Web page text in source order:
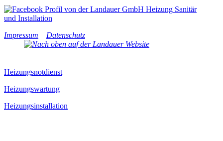
Impressum Datenschutz
Heizungsnotdienst
Heizungswartung
Heizungsinstallation